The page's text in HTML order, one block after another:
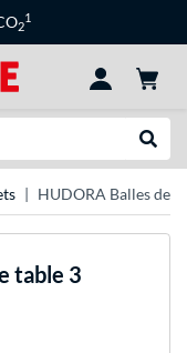
2
1
HUDORA Balles de
table 3